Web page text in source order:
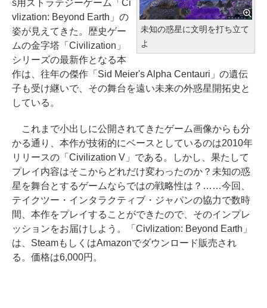
未知の惑星に文明を打ち立て
よ
s用ストラテジーゲーム「Ci
vlization: Beyond Earth」の
姿が見えてきた。歴史ゲー
ムの金字塔「Civilization」
シリーズの最新作となる本
作は、往年の傑作「Sid Meier's Alpha Centauri」の遺伝
子も受け継いで、その舞台を遠い未来の外惑星開拓史と
している。
これまで小出しに公開されてきたゲーム画像からも分
かる通り、本作が技術的にベースとしているのは2010年
リリースの「Civilization V」である。しかし、果たして
プレイ内容はそこからどれだけ変わったのか？未知の惑
星を舞台とするゲームならではの戦略性は？……今回、
テイクツー・インタラクティブ・ジャパンの協力で数時
間、本作をプレイすることができたので、そのインプレ
ッションをお届けしよう。「Civlization: Beyond Earth」
は、SteamもしくはAmazonでダウンロード販売され
る。価格は6,000円。